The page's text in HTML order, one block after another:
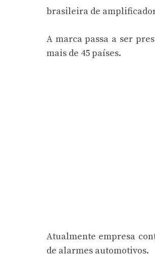
brasileira de
A marca passa a ser
mais de 45 países.
Atualmente empresa
de alarmes automotivos.